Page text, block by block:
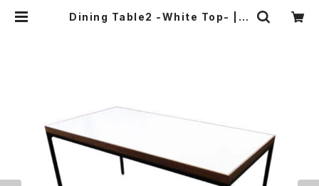
Dining Table2 -White Top- | 4